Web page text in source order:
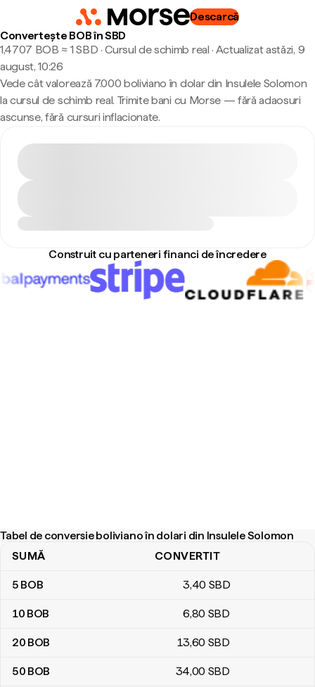
Descarcă
Convertește BOB în SBD
1,4707 BOB ≈ 1 SBD · Cursul de schimb real · Actualizat astăzi, 9
august, 10:26
Vede cât valorează 7.000 boliviano în dolar din Insulele Solomon
la cursul de schimb real. Trimite bani cu Morse — fără adaosuri
ascunse, fără cursuri inflacionate.
Construit cu parteneri financi de încredere
Tabel de conversie boliviano în dolari din Insulele Solomon
Tabel de conversie boliviano în dolari din Insulele Solomon
SUMĂ CONVERTIT
5 BOB 3,40 SBD
10 BOB 6,80 SBD
20 BOB 13,60 SBD
50 BOB 34,00 SBD